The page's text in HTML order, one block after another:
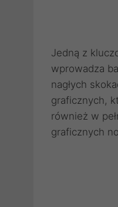
Jedną z
wprowadza
nagłych
graficznych,
również w
graficznych